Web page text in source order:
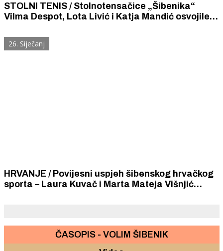
STOLNI TENIS / Stolnotensačice „Šibenika“
Vilma Despot, Lota Livić i Katja Mandić osvojile
26. Siječanj
HRVANJE / Povijesni uspjeh šibenskog hrvačkog
sporta – Laura Kuvač i Marta Mateja Višnjić
ČASOPIS - VOLIM ŠIBENIK